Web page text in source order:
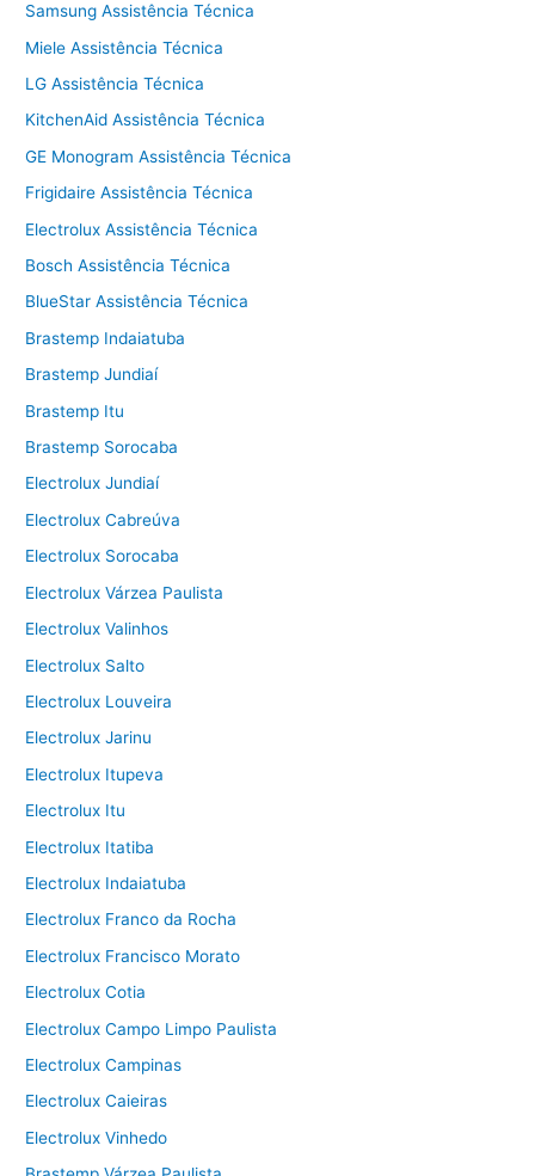
Samsung Assistência Técnica
Miele Assistência Técnica
LG Assistência Técnica
KitchenAid Assistência Técnica
GE Monogram Assistência Técnica
Frigidaire Assistência Técnica
Electrolux Assistência Técnica
Bosch Assistência Técnica
BlueStar Assistência Técnica
Brastemp Indaiatuba
Brastemp Jundiaí
Brastemp Itu
Brastemp Sorocaba
Electrolux Jundiaí
Electrolux Cabreúva
Electrolux Sorocaba
Electrolux Várzea Paulista
Electrolux Valinhos
Electrolux Salto
Electrolux Louveira
Electrolux Jarinu
Electrolux Itupeva
Electrolux Itu
Electrolux Itatiba
Electrolux Indaiatuba
Electrolux Franco da Rocha
Electrolux Francisco Morato
Electrolux Cotia
Electrolux Campo Limpo Paulista
Electrolux Campinas
Electrolux Caieiras
Electrolux Vinhedo